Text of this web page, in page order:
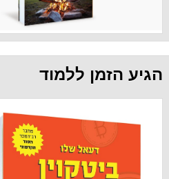
הגיע הזמן ללמוד